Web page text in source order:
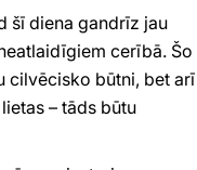
šī diena gandrīz jau
cerībā. Šo
cilvēcisko būtni, bet arī
– tāds būtu